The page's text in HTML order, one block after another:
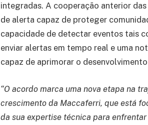
integradas. A cooperação anterior
de alerta capaz de proteger
capacidade de detectar eventos tais
enviar alertas em tempo real e uma
capaz de aprimorar o
“O acordo marca uma nova etapa na
crescimento da Maccaferri, que está
da sua expertise técnica para